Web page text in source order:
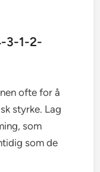
3-1-2-
ofte for å
styrke. Lag
som
som de